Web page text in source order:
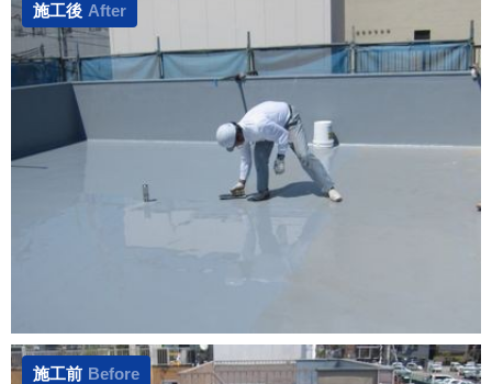
施工後 After
施工前 Before